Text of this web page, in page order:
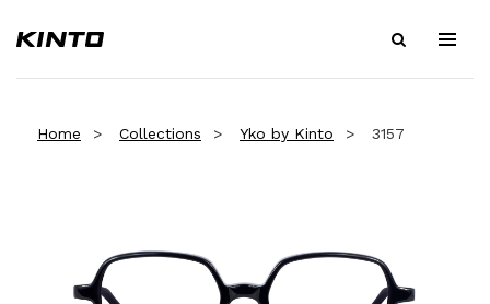
Home Collections Yko by Kinto 3157